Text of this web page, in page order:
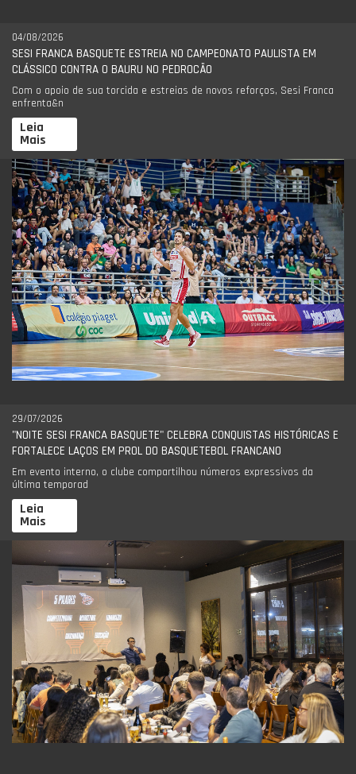
04/08/2026
SESI FRANCA BASQUETE ESTREIA NO CAMPEONATO PAULISTA EM
CLÁSSICO CONTRA O BAURU NO PEDROCÃO
Com o apoio de sua torcida e estreias de novos reforços, Sesi Franca
enfrenta&n
Leia
Mais
29/07/2026
"NOITE SESI FRANCA BASQUETE" CELEBRA CONQUISTAS HISTÓRICAS E
FORTALECE LAÇOS EM PROL DO BASQUETEBOL FRANCANO
Em evento interno, o clube compartilhou números expressivos da
última temporad
Leia
Mais